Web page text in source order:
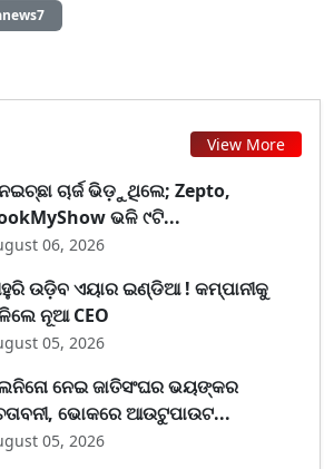
View More
ଚାର୍ଜ ଭିଡ଼ୁଥିଲେ; Zepto,
ଭଳି ୯ଟି...
06, 2026
ଉଡ଼ିବ ଏୟାର ଇଣ୍ଡିଆ ! କମ୍ପାନୀକୁ
ନୂଆ CEO
05, 2026
ନେଇ ଜାତିସଂଘର ଭୟଙ୍କର
ଭୋକରେ ଆଉଟୁପାଉଟ...
05, 2026